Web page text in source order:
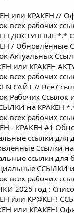
или КРАКЕH //
всех рабочих
ДОСТУПНЫЕ *.*
/ Обновлённые
Актуальных
или КРАКЕH
всех рабочих
САЙТ // Все
Рабочих Ссылок
на КРАКЕH
всех рабочих
- КРАКЕH #1
ссылки для
Ссылки на
ссылки для
ССЫЛКИ и
всех рабочих
2025 год :
или КР@КЕН!
или КРАКЕH!